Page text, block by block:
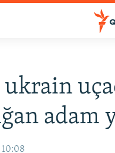
adam